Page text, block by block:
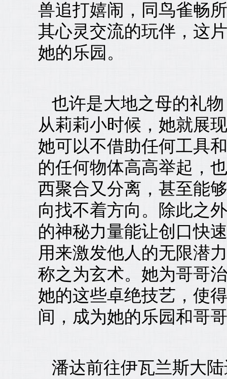
兽追打嬉闹，同鸟雀畅
其心灵交流的玩伴，这
她的乐园。
也许是大地之母的礼
从莉莉小时候，她就展
她可以不借助任何工具
的任何物体高高举起，
西聚合又分离，甚至能
向找不着方向。除此之
的神秘力量能让创口快
用来激发他人的无限潜
称之为玄术。她为哥哥
她的这些卓绝技艺，使
间，成为她的乐园和哥
潘达前往伊瓦兰斯大